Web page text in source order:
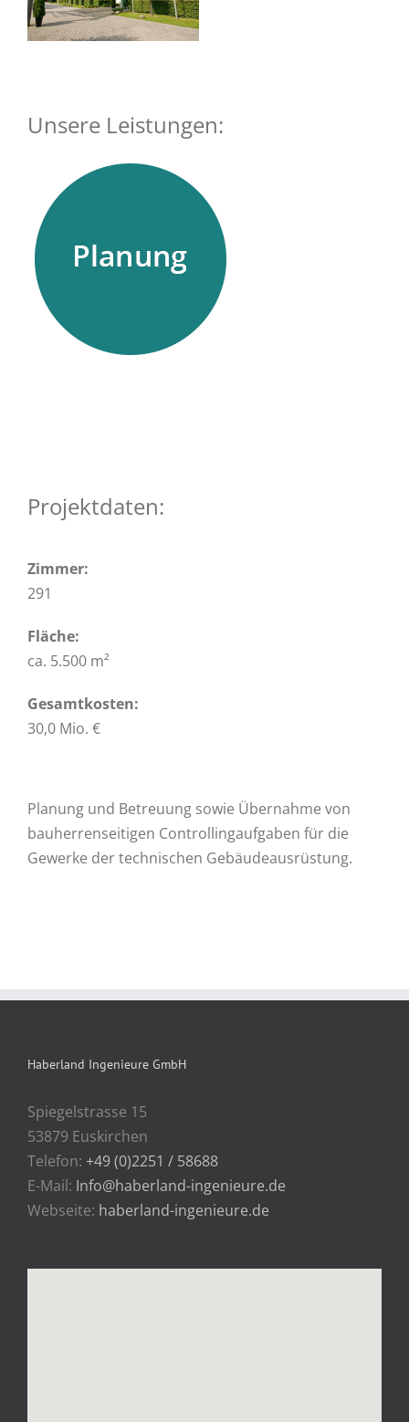
Unsere Leistungen:
Projektdaten:
Zimmer:
291
Fläche:
ca. 5.500 m²
Gesamtkosten:
30,0 Mio. €
Planung und Betreuung sowie Übernahme von
bauherrenseitigen Controllingaufgaben für die
Gewerke der technischen Gebäudeausrüstung.
Haberland Ingenieure GmbH
Spiegelstrasse 15
53879 Euskirchen
Telefon: +49 (0)2251 / 58688
E-Mail: Info@haberland-ingenieure.de
Webseite: haberland-ingenieure.de